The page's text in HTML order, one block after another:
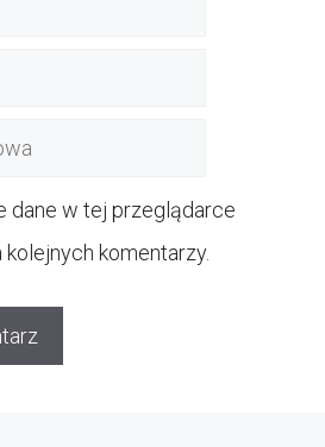
dane w tej przeglądarce
komentarzy.